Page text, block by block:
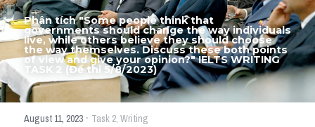
Vocabularies
Đề writing theo topic
Pie
Line graph
Phân tích "Some people think that
governments should change the way individuals
live, while others believe they should choose
the way themselves. Discuss these both points
of view and give your opinion?" IELTS WRITING
TASK 2 (Đề thi 5/8/2023)
August 11, 2023 · Task 2, Writing